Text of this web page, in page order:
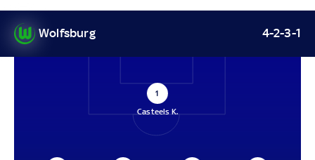
Wolfsburg 4-2-3-1
1
Casteels K.